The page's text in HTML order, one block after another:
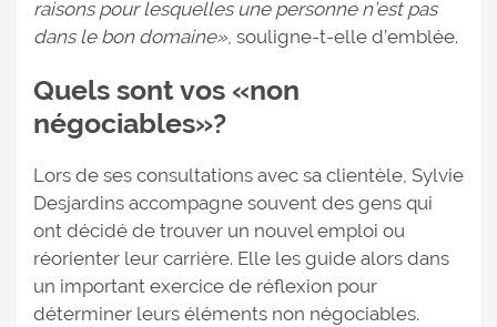
raisons pour lesquelles une personne n’est pas
dans le bon domaine», souligne-t-elle d’emblée.
Quels sont vos «non
négociables»?
Lors de ses consultations avec sa clientèle, Sylvie
Desjardins accompagne souvent des gens qui
ont décidé de trouver un nouvel emploi ou
réorienter leur carrière. Elle les guide alors dans
un important exercice de réflexion pour
déterminer leurs éléments non négociables.